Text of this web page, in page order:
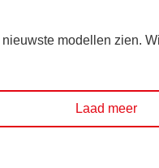
modellen zien.
Laad meer